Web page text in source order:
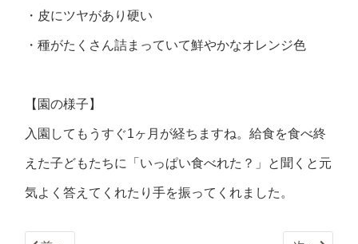
・皮にツヤがあり硬い
・種がたくさん詰まっていて鮮やかなオレンジ色
【園の様子】
入園してもうすぐ1ヶ月が経ちますね。給食を食べ終
えた子どもたちに「いっぱい食べれた？」と聞くと元
気よく答えてくれたり手を振ってくれました。